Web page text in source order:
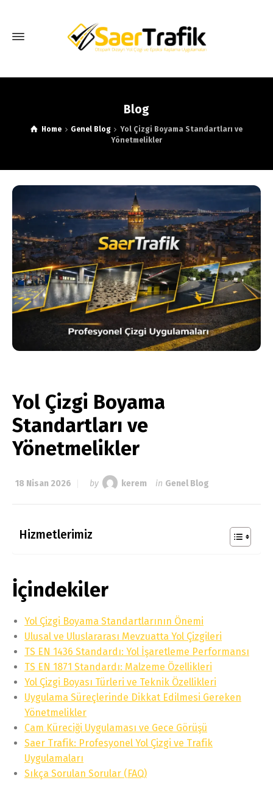
Blog
Home Genel Blog
Yol Çizgi Boyama Standartları ve
Yönetmelikler
Yol Çizgi Boyama
Standartları ve
Yönetmelikler
18 Nisan 2026 by kerem in Genel Blog
Hizmetlerimiz
İçindekiler
Yol Çizgi Boyama Standartlarının Önemi
Ulusal ve Uluslararası Mevzuatta Yol Çizgileri
TS EN 1436 Standardı: Yol İşaretleme Performansı
TS EN 1871 Standardı: Malzeme Özellikleri
Yol Çizgi Boyası Türleri ve Teknik Özellikleri
Uygulama Süreçlerinde Dikkat Edilmesi Gereken
Yönetmelikler
Cam Küreciği Uygulaması ve Gece Görüşü
Saer Trafik: Profesyonel Yol Çizgi ve Trafik
Uygulamaları
Sıkça Sorulan Sorular (FAQ)